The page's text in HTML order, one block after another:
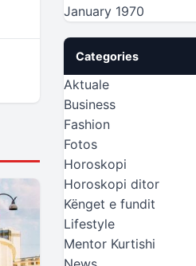
January 1970
Categories
Aktuale
Business
Fashion
Fotos
Horoskopi
Horoskopi ditor
Kënget e fundit
Lifestyle
Mentor Kurtishi